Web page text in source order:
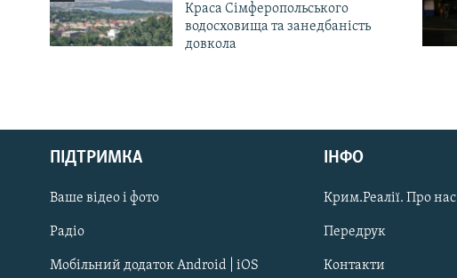
Русский
Qırımtatar
ДОЛУЧАЙСЯ!
Краса Сімферопольського
водосховища та занедбаність
довкола
ПІДТРИМКА
Ваше відео і фото
Радіо
Мобільний додаток Android | iOS
ІНФО
Крим.Реалії. Про нас
Передрук
Контакти